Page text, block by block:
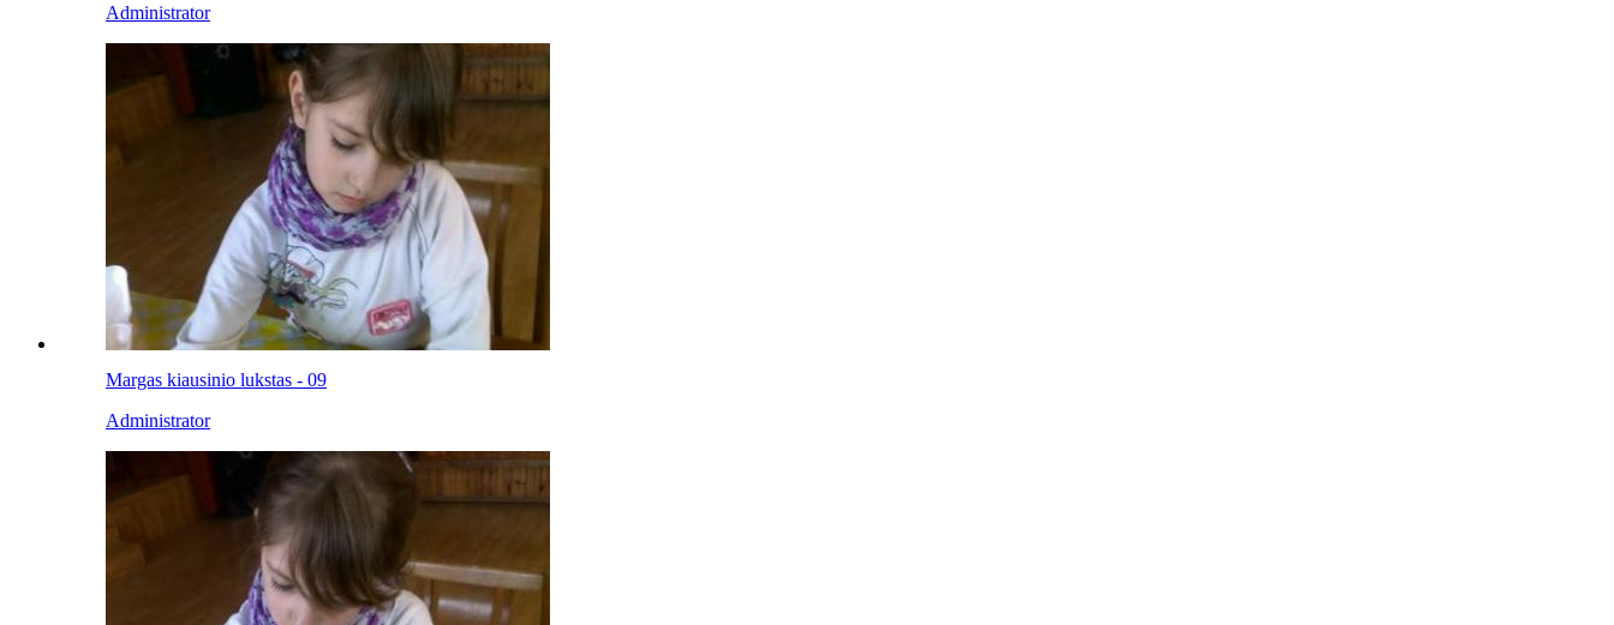
Administrator
Margas kiausinio lukstas - 09
Administrator